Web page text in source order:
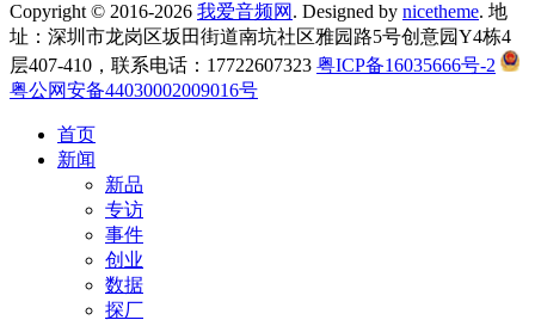
Copyright © 2016-2026 我爱音频网 . Designed by nicetheme. 地
址：深圳市龙岗区坂田街道南坑社区雅园路5号创意园Y4栋4
层407-410，联系电话：17722607323 粤ICP备16035666号-2
粤公网安备44030002009016号
首页
新闻
新品
专访
事件
创业
数据
探厂